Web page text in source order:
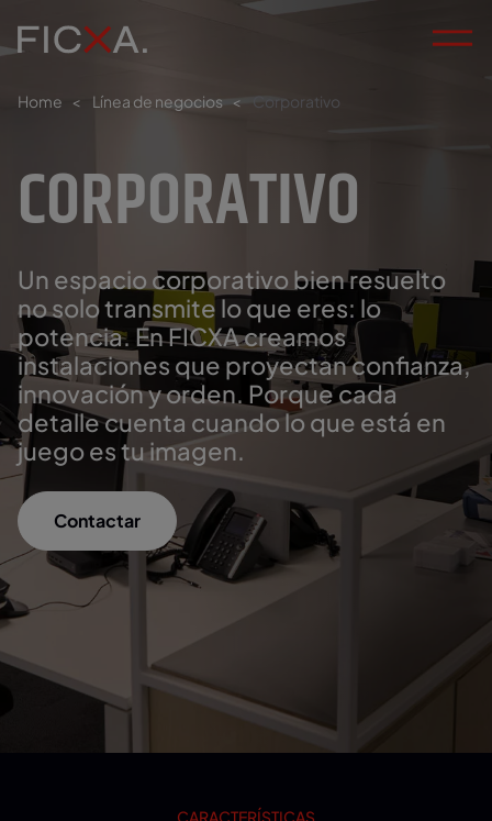
Home < Línea de negocios < Corporativo
CORPORATIVO
Un espacio corporativo bien resuelto
no solo transmite lo que eres: lo
potencia. En FICXA creamos
instalaciones que proyectan confianza,
innovación y orden. Porque cada
detalle cuenta cuando lo que está en
juego es tu imagen.
Contactar
CARACTERÍSTICAS